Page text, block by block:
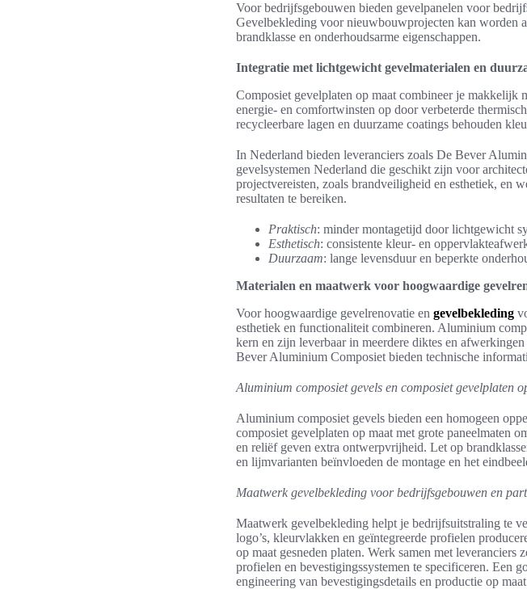
Voor bedrijfsgebouwen bieden gevelpanelen voor
Gevelbekleding voor nieuwbouwprojecten kan worden
brandklasse en onderhoudsarme eigenschappen.
Integratie met lichtgewicht gevelmaterialen en
Composiet gevelplaten op maat combineer je makkelijk
energie- en comfortwinsten op door verbeterde
recycleerbare lagen en duurzame coatings behouden
In Nederland bieden leveranciers zoals De Bever
gevelsystemen Nederland die geschikt zijn voor
projectvereisten, zoals brandveiligheid en esthetiek, en
resultaten te bereiken.
Praktisch: minder montagetijd door lichtgewicht
Esthetisch: consistente kleur- en
Duurzaam: lange levensduur en beperkte
Materialen en maatwerk voor hoogwaardige
Voor hoogwaardige gevelrenovatie en gevelbekleding
esthetiek en functionaliteit combineren. Aluminium
kern en zijn leverbaar in meerdere diktes en
Bever Aluminium Composiet bieden technische
Aluminium composiet gevels en composiet gevelplaten
Aluminium composiet gevels bieden een homogeen
composiet gevelplaten op maat met grote paneelmaten
en reliëf geven extra ontwerpvrijheid. Let op
en lijmvarianten beïnvloeden de montage en het
Maatwerk gevelbekleding voor bedrijfsgebouwen en
Maatwerk gevelbekleding helpt je bedrijfsuitstraling te
logo’s, kleurvlakken en geïntegreerde profielen
op maat gesneden platen. Werk samen met
profielen en bevestigingssystemen te specificeren. Een
engineering van bevestigingsdetails en productie op